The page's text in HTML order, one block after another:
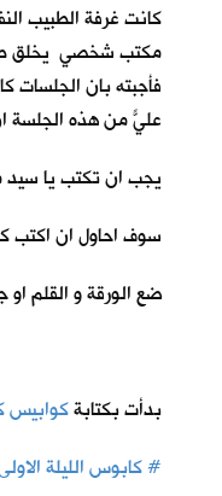
كانت غرفة الطبيب
مكتب شخصي يخلق
فأجبته بان الجلسات
عليّ من هذه الجلسة
يجب ان تكتب يا سيد
سوف احاول ان اكتب
ضع الورقة و القلم
بدأت بكتابةكوابيس
# كابوس الليلة